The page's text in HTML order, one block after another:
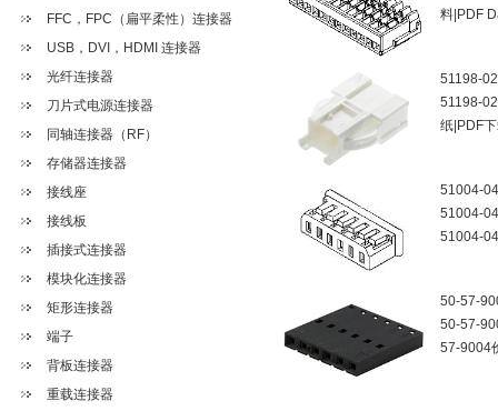
FFC，FPC（扁平柔性）连接器
USB，DVI，HDMI 连接器
光纤连接器
刀片式电源连接器
同轴连接器（RF）
存储器连接器
接线座
接线板
插接式连接器
模块化连接器
矩形连接器
端子
背板连接器
重载连接器
料|PDF
51198-
51198-
纸|PDF
51004-
51004-
51004-
50-57-
50-57-
57-9004